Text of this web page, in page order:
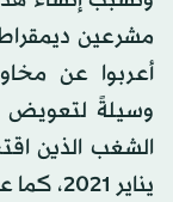
مشرعين
أعربوا عن
وسيلةً لتعويض
الشغب الذين
يناير